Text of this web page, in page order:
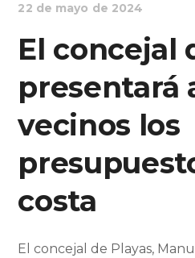
22 de mayo de 2024
El concejal
presentará
vecinos los
costa
El concejal de Playas,